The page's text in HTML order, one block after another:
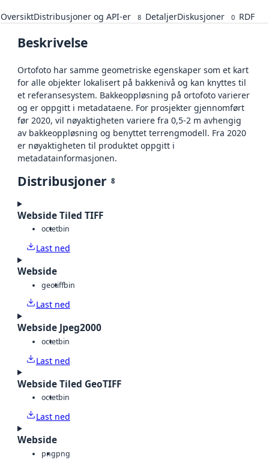
OversiktDistribusjoner og API-er 8 DetaljerDiskusjoner 0 RDF
Beskrivelse
Ortofoto har samme geometriske egenskaper som et kart
for alle objekter lokalisert på bakkenivå og kan knyttes til
et referansesystem. Bakkeoppløsning på ortofoto varierer
og er oppgitt i metadataene. For prosjekter gjennomført
før 2020, vil nøyaktigheten variere fra 0,5-2 m avhengig
av bakkeoppløsning og benyttet terrengmodell. Fra 2020
er nøyaktigheten til produktet oppgitt i
metadatainformasjonen.
Distribusjoner 8
Webside Tiled TIFF
octetbin
Last ned
Webside
geotiffbin
Last ned
Webside Jpeg2000
octetbin
Last ned
Webside Tiled GeoTIFF
octetbin
Last ned
Webside
pngpng